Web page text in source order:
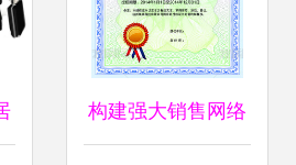
构建强大销售网络